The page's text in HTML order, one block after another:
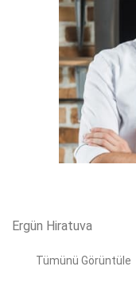
Ergün Hiratuva
Tümünü Görüntüle